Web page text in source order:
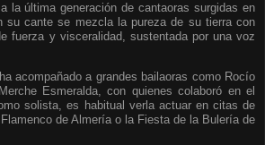
la última generación de cantaoras surgidas en
su cante se mezcla la pureza de su tierra con
fuerza y visceralidad, sustentada por una voz
acompañado a grandes bailaoras como Rocío
Esmeralda, con quienes colaboró en el
solista, es habitual verla actuar en citas de
de Almería o la Fiesta de la Bulería de